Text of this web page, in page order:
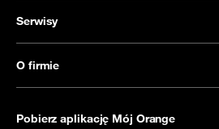
Serwisy
O firmie
Pobierz aplikację Mój Orange